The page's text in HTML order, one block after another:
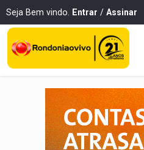
Seja Bem vindo. Entrar / Assinar